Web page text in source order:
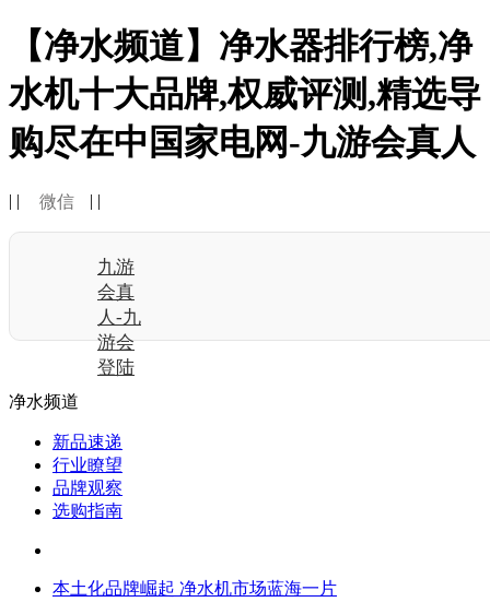
【净水频道】净水器排行榜,净
水机十大品牌,权威评测,精选导
购尽在中国家电网-九游会真人
| | 微信 | |
九游
会真
人-九
游会
登陆
净水频道
新品速递
行业瞭望
品牌观察
选购指南
本土化品牌崛起 净水机市场蓝海一片